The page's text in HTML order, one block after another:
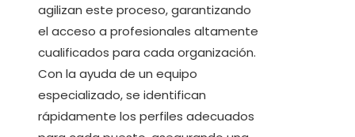
agilizan este proceso, garantizando
el acceso a profesionales altamente
cualificados para cada organización.
Con la ayuda de un equipo
especializado, se identifican
rápidamente los perfiles adecuados